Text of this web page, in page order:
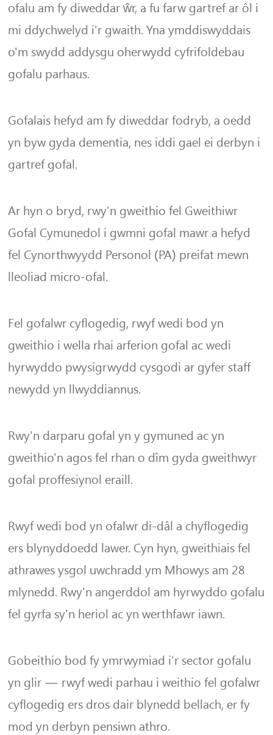
ofalu am fy diweddar ŵr, a fu farw gartref ar ôl i
mi ddychwelyd i'r gwaith. Yna ymddiswyddais
o'm swydd addysgu oherwydd cyfrifoldebau
gofalu parhaus.
Gofalais hefyd am fy diweddar fodryb, a oedd
yn byw gyda dementia, nes iddi gael ei derbyn i
gartref gofal.
Ar hyn o bryd, rwy'n gweithio fel Gweithiwr
Gofal Cymunedol i gwmni gofal mawr a hefyd
fel Cynorthwyydd Personol (PA) preifat mewn
lleoliad micro-ofal.
Fel gofalwr cyflogedig, rwyf wedi bod yn
gweithio i wella rhai arferion gofal ac wedi
hyrwyddo pwysigrwydd cysgodi ar gyfer staff
newydd yn llwyddiannus.
Rwy'n darparu gofal yn y gymuned ac yn
gweithio'n agos fel rhan o dîm gyda gweithwyr
gofal proffesiynol eraill.
Rwyf wedi bod yn ofalwr di-dâl a chyflogedig
ers blynyddoedd lawer. Cyn hyn, gweithiais fel
athrawes ysgol uwchradd ym Mhowys am 28
mlynedd. Rwy'n angerddol am hyrwyddo gofalu
fel gyrfa sy'n heriol ac yn werthfawr iawn.
Gobeithio bod fy ymrwymiad i'r sector gofalu
yn glir — rwyf wedi parhau i weithio fel gofalwr
cyflogedig ers dros dair blynedd bellach, er fy
mod yn derbyn pensiwn athro.